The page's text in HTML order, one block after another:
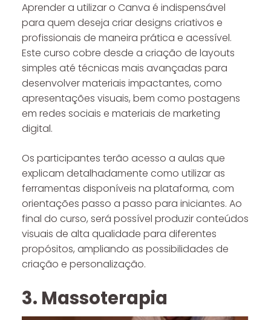
Aprender a utilizar o Canva é indispensável
para quem deseja criar designs criativos e
profissionais de maneira prática e acessível.
Este curso cobre desde a criação de layouts
simples até técnicas mais avançadas para
desenvolver materiais impactantes, como
apresentações visuais, bem como postagens
em redes sociais e materiais de marketing
digital.
Os participantes terão acesso a aulas que
explicam detalhadamente como utilizar as
ferramentas disponíveis na plataforma, com
orientações passo a passo para iniciantes. Ao
final do curso, será possível produzir conteúdos
visuais de alta qualidade para diferentes
propósitos, ampliando as possibilidades de
criação e personalização.
3. Massoterapia